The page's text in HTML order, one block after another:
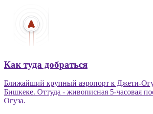
Как туда добраться
Ближайший крупный аэропорт к Джети-
Бишкеке. Оттуда - живописная 5-часовая
Огуза.